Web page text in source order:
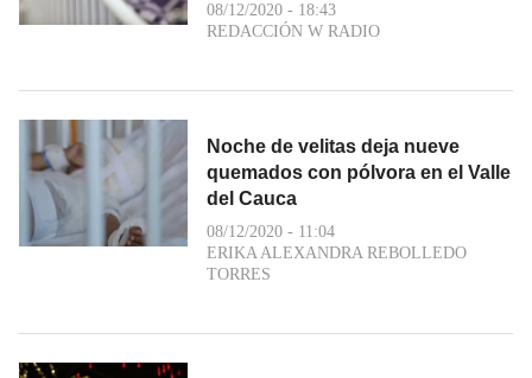
08/12/2020 - 18:43
REDACCIÓN W RADIO
Noche de velitas deja nueve
quemados con pólvora en el Valle
del Cauca
08/12/2020 - 11:04
ERIKA ALEXANDRA REBOLLEDO
TORRES